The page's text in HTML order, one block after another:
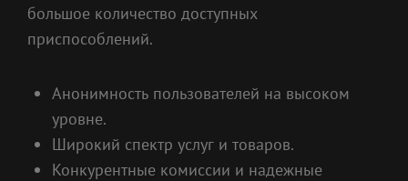
большое количество доступных
приспособлений.
Анонимность пользователей на высоком
уровне.
Широкий спектр услуг и товаров.
Конкурентные комиссии и надежные